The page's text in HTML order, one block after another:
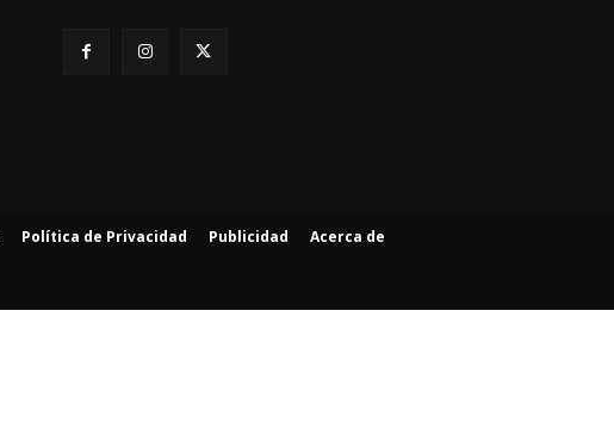
Política de Privacidad Publicidad Acerca de